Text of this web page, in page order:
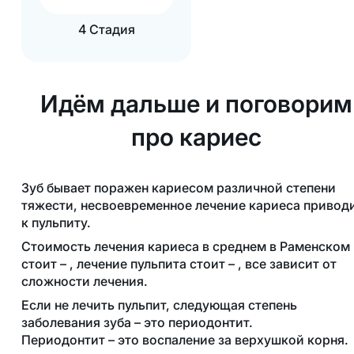
4 Стадия
Идём дальше и поговорим
про кариес
Зуб бывает поражен кариесом различной степени
тяжести, несвоевременное лечение кариеса
к пульпиту.
Стоимость лечения кариеса в среднем в Раменском
стоит – , лечение пульпита стоит – , все зависит от
сложности лечения.
Если не лечить пульпит, следующая степень
заболевания зуба – это периодонтит.
Периодонтит – это воспаление за верхушкой корня.